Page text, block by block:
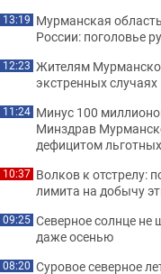
13:19 Мурманская
России: поголовье
12:23 Жителям
экстренных случаях
11:24 Минус 100
Минздрав
дефицитом
10:37 Волков к отстрелу:
лимита на добычу
09:25 Северное солнце
даже осенью
08:20 Суровое северное